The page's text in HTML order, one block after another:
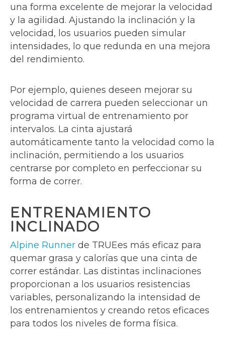
una forma excelente de mejorar la velocidad
y la agilidad. Ajustando la inclinación y la
velocidad, los usuarios pueden simular
intensidades, lo que redunda en una mejora
del rendimiento.
Por ejemplo, quienes deseen mejorar su
velocidad de carrera pueden seleccionar un
programa virtual de entrenamiento por
intervalos. La cinta ajustará
automáticamente tanto la velocidad como la
inclinación, permitiendo a los usuarios
centrarse por completo en perfeccionar su
forma de correr.
ENTRENAMIENTO
INCLINADO
Alpine Runner de TRUEes más eficaz para
quemar grasa y calorías que una cinta de
correr estándar. Las distintas inclinaciones
proporcionan a los usuarios resistencias
variables, personalizando la intensidad de
los entrenamientos y creando retos eficaces
para todos los niveles de forma física.